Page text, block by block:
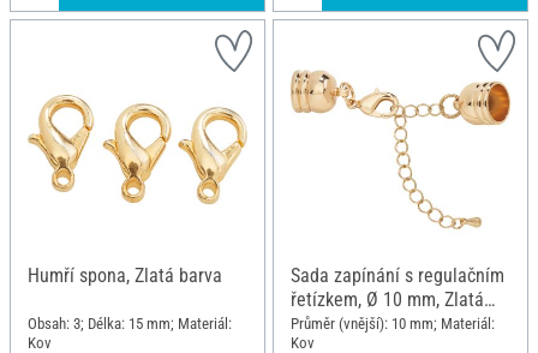
Humří spona, Zlatá barva
Obsah: 3; Délka: 15 mm; Materiál:
Kov
Sada zapínání s regulačním
řetízkem, Ø 10 mm, Zlatá
barva
Průměr (vnější): 10 mm; Materiál:
Kov